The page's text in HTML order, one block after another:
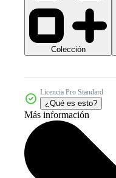
Colección
Licencia Pro Standard
¿Qué es esto?
Más información